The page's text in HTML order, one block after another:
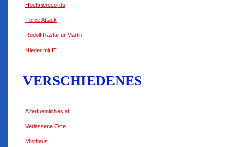
Hoehnierecords
Force Attack
Rudolf Rasta für Martin
Nieder mit IT
VERSCHIEDENES
Altertuemliches.at
Verlassene Orte
Misthaus